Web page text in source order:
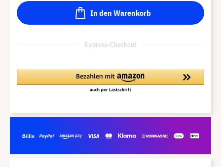
In den Warenkorb
Express-Checkout